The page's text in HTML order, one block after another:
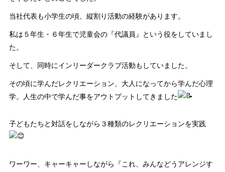
当社代表も小学生の頃、縦割り活動の経験があります。
私は５年生・６年生で児童会の『代議員』という役をしていまし
た。
そして、同時にインリーダークラブ活動もしていました。
その頃に学んだレクリエーション、大人になってから学んだ心理
学。人生の中で学んだ事をアウトプットしてきました
子どもたちと対話をしながら３種類のレクリエーションを実践
ワーワー、キャーキャーしながら『これ、みんなどうアレンジす